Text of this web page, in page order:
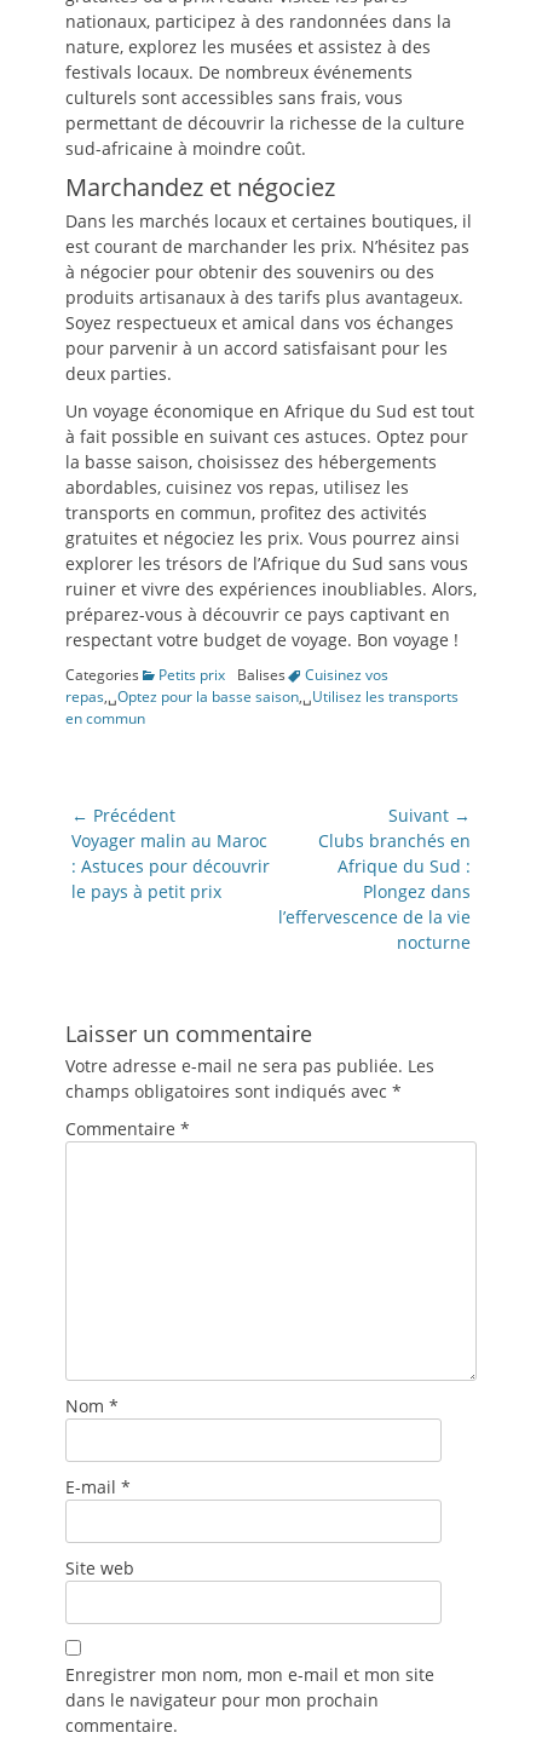
nationaux, participez à des randonnées dans la
nature, explorez les musées et assistez à des
festivals locaux. De nombreux événements
culturels sont accessibles sans frais, vous
permettant de découvrir la richesse de la culture
sud-africaine à moindre coût.
Marchandez et négociez
Dans les marchés locaux et certaines boutiques, il
est courant de marchander les prix. N’hésitez pas
à négocier pour obtenir des souvenirs ou des
produits artisanaux à des tarifs plus avantageux.
Soyez respectueux et amical dans vos échanges
pour parvenir à un accord satisfaisant pour les
deux parties.
Un voyage économique en Afrique du Sud est tout
à fait possible en suivant ces astuces. Optez pour
la basse saison, choisissez des hébergements
abordables, cuisinez vos repas, utilisez les
transports en commun, profitez des activités
gratuites et négociez les prix. Vous pourrez ainsi
explorer les trésors de l’Afrique du Sud sans vous
ruiner et vivre des expériences inoubliables. Alors,
préparez-vous à découvrir ce pays captivant en
respectant votre budget de voyage. Bon voyage !
Categories Petits prix Balises
Cuisinez vos
repas,␣Optez pour la basse saison,␣Utilisez les transports
en commun
Navigation
de
l’article
← Précédent
Article
précédent:
Voyager malin au Maroc
: Astuces pour découvrir
le pays à petit prix
Suivant →
ArticleClubs branchés en
Afrique du Sud :
Plongez dans
l’effervescence de la vie
nocturne
Laisser un commentaire
Votre adresse e-mail ne sera pas publiée. Les
champs obligatoires sont indiqués avec *
Commentaire *
Nom *
E-mail *
Site web
Enregistrer mon nom, mon e-mail et mon site
dans le navigateur pour mon prochain
commentaire.